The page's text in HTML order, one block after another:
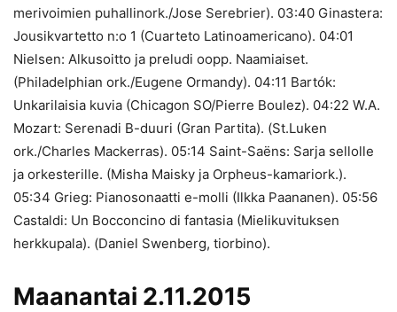
merivoimien puhallinork./Jose Serebrier). 03:40 Ginastera:
Jousikvartetto n:o 1 (Cuarteto Latinoamericano). 04:01
Nielsen: Alkusoitto ja preludi oopp. Naamiaiset.
(Philadelphian ork./Eugene Ormandy). 04:11 Bartók:
Unkarilaisia kuvia (Chicagon SO/Pierre Boulez). 04:22 W.A.
Mozart: Serenadi B-duuri (Gran Partita). (St.Luken
ork./Charles Mackerras). 05:14 Saint-Saëns: Sarja sellolle
ja orkesterille. (Misha Maisky ja Orpheus-kamariork.).
05:34 Grieg: Pianosonaatti e-molli (Ilkka Paananen). 05:56
Castaldi: Un Bocconcino di fantasia (Mielikuvituksen
herkkupala). (Daniel Swenberg, tiorbino).
Maanantai 2.11.2015